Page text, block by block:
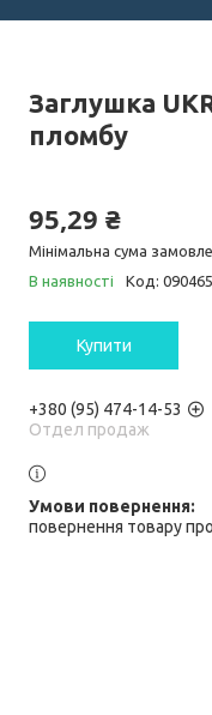
Заглушка
пломбу
95,29 ₴
Мінімальна сума
В наявності
Код:
Купити
+380 (95) 474-14-53
Отдел продаж
повернення товару